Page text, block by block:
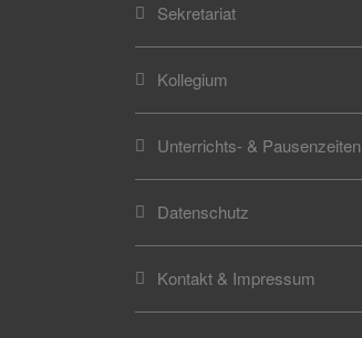
Sekretariat
Kollegium
Unterrichts- & Pausenzeiten
Datenschutz
Kontakt & Impressum